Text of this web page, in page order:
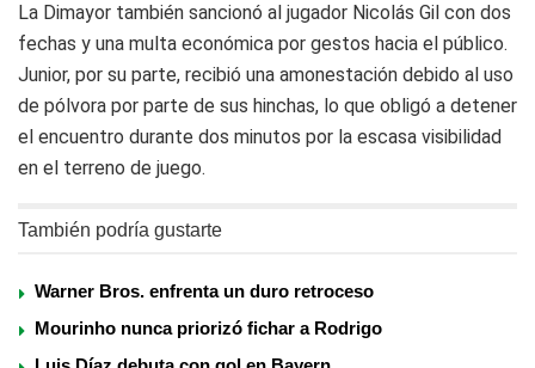
La Dimayor también sancionó al jugador Nicolás Gil con dos
fechas y una multa económica por gestos hacia el público.
Junior, por su parte, recibió una amonestación debido al uso
de pólvora por parte de sus hinchas, lo que obligó a detener
el encuentro durante dos minutos por la escasa visibilidad
en el terreno de juego.
También podría gustarte
Warner Bros. enfrenta un duro retroceso
Mourinho nunca priorizó fichar a Rodrigo